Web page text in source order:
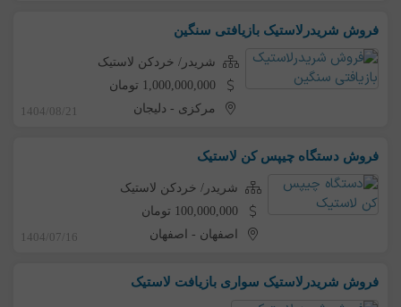
فروش شریدرلاستیک بازیافتی سنگین
شریدر/ خردکن لاستیک
1,000,000,000 تومان
مرکزی - دلیجان 1404/08/21
فروش دستگاه چیپس کن لاستیک
شریدر/ خردکن لاستیک
100,000,000 تومان
اصفهان - اصفهان 1404/07/16
فروش شریدرلاستیک سواری بازیافت لاستیک